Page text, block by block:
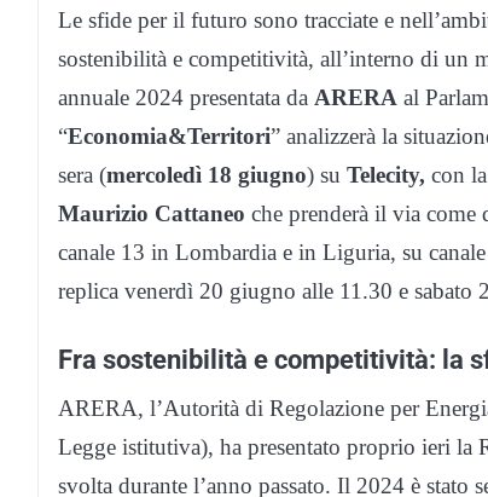
Le sfide per il futuro sono tracciate e
sostenibilità e competitività, all’interno di un
annuale 2024 presentata da ARERA al
“Economia&Territori” analizzerà la
sera (mercoledì 18 giugno) su Telecity, con
Maurizio Cattaneo che prenderà il via come
canale 13 in Lombardia e in Liguria, su
replica venerdì 20 giugno alle 11.30 e sabato
Fra sostenibilità e competitività: la
ARERA, l’Autorità di Regolazione per
Legge istitutiva), ha presentato proprio ieri la
svolta durante l’anno passato. Il 2024 è stato